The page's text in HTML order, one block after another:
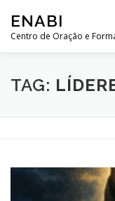
paraENABI
Centro de Oração e
HISTÓRIA
MENSAGENS
TAG: